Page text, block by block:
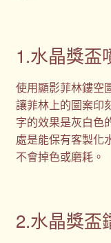
1.水晶獎盃
使用顯影菲林鏤空
讓菲林上的圖案印
字的效果是灰白色
處是能保有客製化
不會掉色或磨耗。
2.水晶獎盃